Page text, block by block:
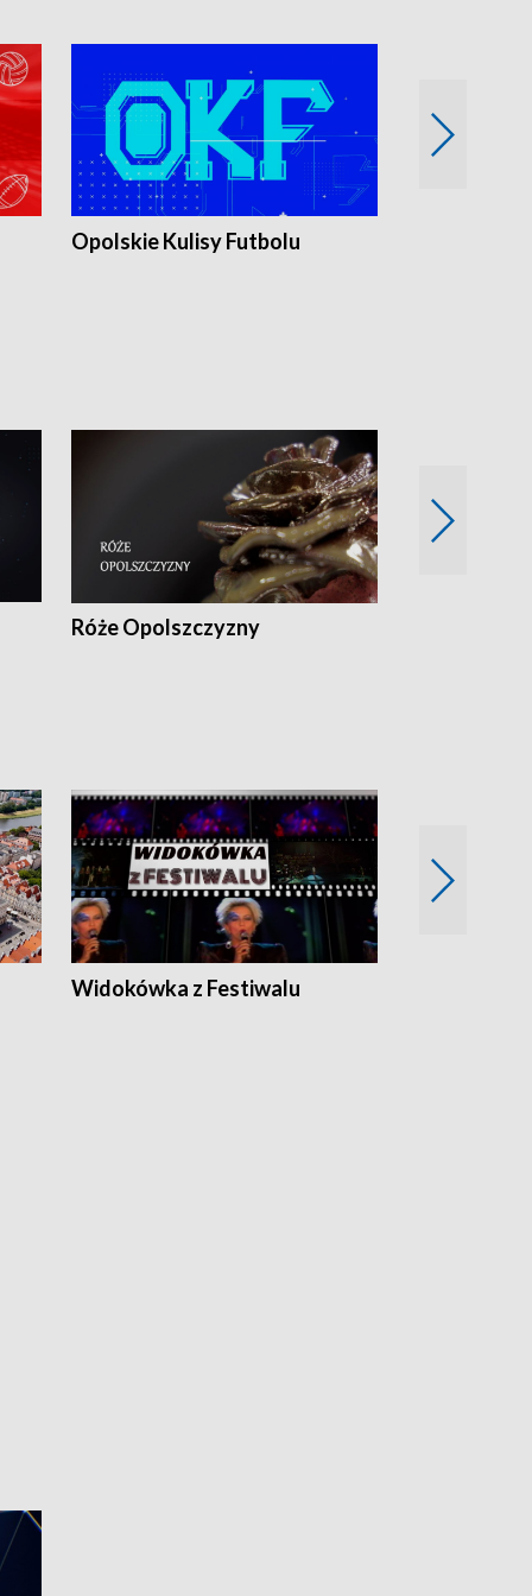
Opolskie Kulisy Futbolu
Róże Opolszczyzny
Widokówka z Festiwalu